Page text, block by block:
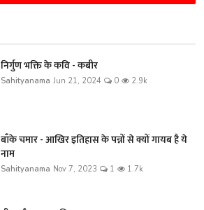
निर्गुण भक्ति के कवि - कबीर
Sahityanama Jun 21, 2024 0 2.9k
बाँके चमार - आखिर इतिहास के पन्नों से क्यों गायब है ये
नाम
Sahityanama Nov 7, 2023 1 1.7k